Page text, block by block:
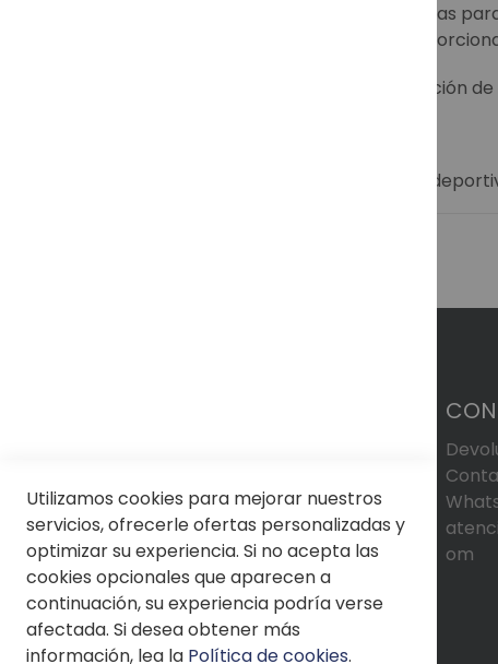
están diseñadas
deportes acuáticos, este tipo de gafas
encontrarás una amplia selección
Descubre más sobre nuestras gafas de sol
om
Utilizamos cookies para mejorar nuestros
servicios, ofrecerle ofertas personalizadas y
optimizar su experiencia. Si no acepta las
cookies opcionales que aparecen a
continuación, su experiencia podría verse
afectada. Si desea obtener más
información, lea la Política de cookies.